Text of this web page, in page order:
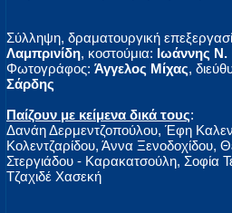
Σύλληψη, δραματουργική
Λαμπρινίδη, κοστούμια: Ιωάννης Ν.
Φωτογράφος: Άγγελος Μίχας,
Σάρδης
Παίζουν με κείμενα δικά τους:
Δανάη Δερμεντζοπούλου, Έφη
Κολεντζαρίδου, Άννα
Στεργιάδου - Καρακατσούλη, Σοφία
Τζαχιδέ Χασεκή